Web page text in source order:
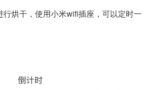
烘干，使用小米wifi插座，可以定时一